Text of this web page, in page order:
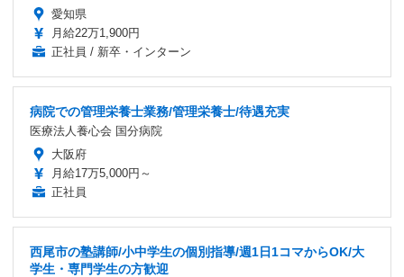
愛知県
月給22万1,900円
正社員 / 新卒・インターン
病院での管理栄養士業務/管理栄養士/待遇充実
医療法人養心会 国分病院
大阪府
月給17万5,000円～
正社員
西尾市の塾講師/小中学生の個別指導/週1日1コマからOK/大
学生・専門学生の方歓迎